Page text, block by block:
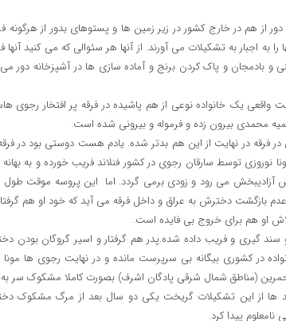
از هم در خارج کشور در زیر زمین ها و پستوهای بدور از هرگونه
را به اجبار به تشکیلات می آورند. از آنها هر سئوالی که می کنید
بادمجان و پاک کردن برنج و آماده سازی ها در آشپزخانه دور می
واقعی یک خانواده نوعی از هم پاشیده در فرقه پر افتخار رجوی
محمدی بیرون زده و فرموله و بیرونی شده است.
در نهایت از این هم بدتر شده. یادم هست دوستی بود در فرقه
نوروزی توسط سارقان رجوی در کشور فنلاند فریب خورده و به
آزادیبخش می رود و زودی برمی گردد. اما این پروسه موقت طول
بازگشت دخترش به عراق و داخل فرقه می آید که خود او هم
او هم برای خروج بی فایده است.
و سند گیری و فریب داده شده.پدر هم گرفتار و اسیر گروگان بودن
در کشوری بیگانه بی سرپرست مانده و در نهایت رجوی ها مونا
(مناطق شمال شرقی پادگان اشرف) بصورت کاملا مشکوک سر به
ها از این تشکیلات گریخت یکی دو سال بعد از مرگ مشکوک دختر
پیدا کرد.